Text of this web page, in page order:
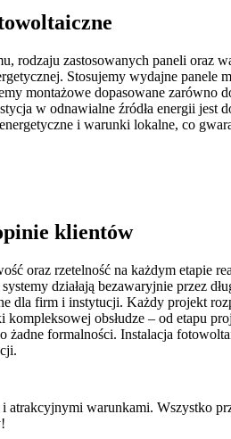
zastosowanych paneli oraz
Stosujemy wydajne panele
montażowe dopasowane
w odnawialne źródła energii jest
i warunki lokalne, co
klientów
oraz rzetelność na każdym etapie
działają bezawaryjnie przez
dla firm i instytucji. Każdy projekt
obsłudze – od etapu
formalności. Instalacja
warunkami. Wszystko